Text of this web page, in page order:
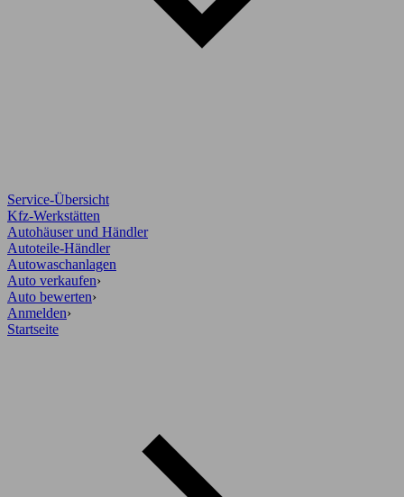
Service-Übersicht
Kfz-Werkstätten
Autohäuser und Händler
Autoteile-Händler
Autowaschanlagen
Auto verkaufen›
Auto bewerten›
Anmelden›
Startseite